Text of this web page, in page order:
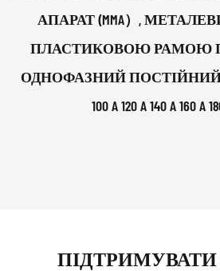
АПАРАТ (MMA）,
ПЛАСТИКОВОЮ РАМОЮ
ОДНОФАЗНИЙ ПОСТІЙНИЙ
100 A 120 A 140 A 160 A
ПІДТРИМУВАТИ